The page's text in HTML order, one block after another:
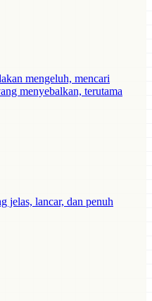
mengeluh, mencari
menyebalkan, terutama
jelas, lancar, dan penuh